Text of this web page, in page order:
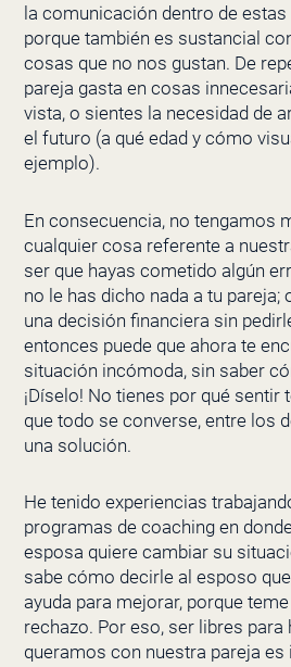
la comunicación dentro de
porque también es sustancial
cosas que no nos gustan. De
pareja gasta en cosas
vista, o sientes la necesidad de
el futuro (a qué edad y cómo
ejemplo).
En consecuencia, no tengamos
cualquier cosa referente a
ser que hayas cometido algún
no le has dicho nada a tu pareja;
una decisión financiera sin
entonces puede que ahora te
situación incómoda, sin saber
¡Díselo! No tienes por qué sentir
que todo se converse, entre los
una solución.
He tenido experiencias
programas de coaching en
esposa quiere cambiar su
sabe cómo decirle al esposo
ayuda para mejorar, porque
rechazo. Por eso, ser libres para
queramos con nuestra pareja es